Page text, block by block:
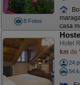
8 Fotos
casa
Hotel
km de
24
54